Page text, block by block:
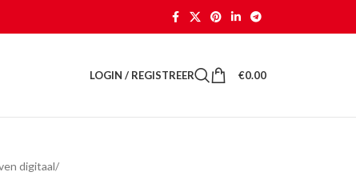
LOGIN / REGISTREER €0.00
digitaal/